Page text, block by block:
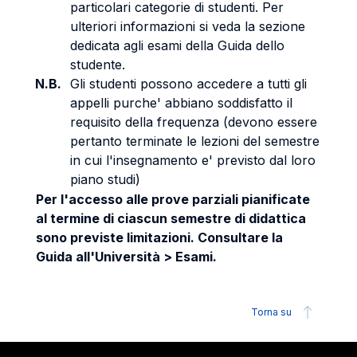
particolari categorie di studenti. Per
ulteriori informazioni si veda la sezione
dedicata agli esami della Guida dello
studente.
N.B. Gli studenti possono accedere a tutti gli
appelli purche' abbiano soddisfatto il
requisito della frequenza (devono essere
pertanto terminate le lezioni del semestre
in cui l'insegnamento e' previsto dal loro
piano studi)
Per l'accesso alle prove parziali pianificate
al termine di ciascun semestre di didattica
sono previste limitazioni. Consultare la
Guida all'Università > Esami.
Torna su